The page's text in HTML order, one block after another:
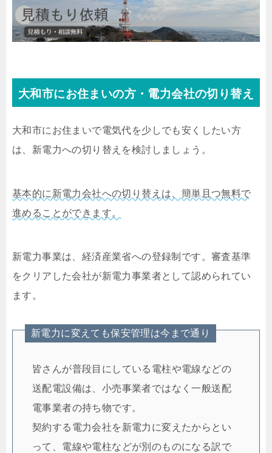
大和市にお住まいの方・電力会社の切り替え
大和市にお住まいで電気代を少しでも安くしたい方
は、新電力への切り替えを検討しましょう。
基本的に新電力会社への切り替えは、簡単且つ無料で
進めることができます。
新電力事業は、経済産業省への登録制です。審査基準
をクリアした会社が新電力事業者として認められてい
ます。
新電力に変えても保安管理は今まで通り
皆さんが普段目にしている電柱や電線などの
送配電設備は、小売事業者ではなく一般送配
電事業者の持ち物です。
契約する電力会社を新電力に変えたからとい
って、電線や電柱などが別のものになる訳で